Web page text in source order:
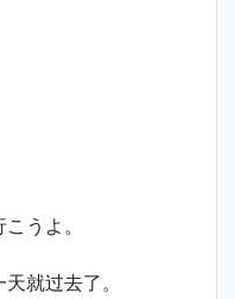
うよ。
就过去了。